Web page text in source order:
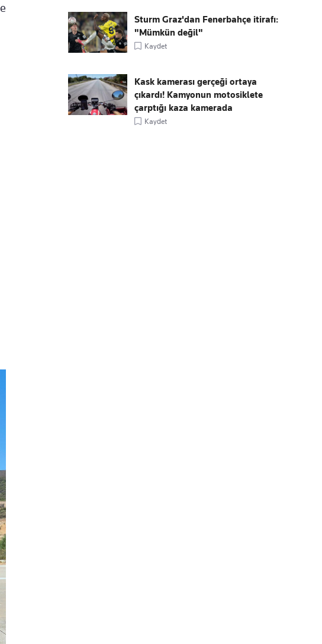
Sturm Graz'dan Fenerbahçe itirafı:
"Mümkün değil"
Kaydet
Kask kamerası gerçeği ortaya
çıkardı! Kamyonun motosiklete
çarptığı kaza kamerada
Kaydet